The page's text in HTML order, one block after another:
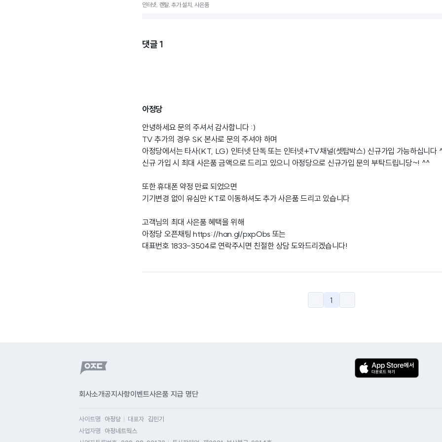
인터넷, 렌탈, 추가 설치, 사은품
댓글 1
아정당
안녕하세요 문의 주셔서 감사합니다 :)
TV 추가의 경우 SK 본사로 문의 주셔야 하며
아정당에서는 타사(KT, LG) 인터넷 단독 또는 인터넷+TV채널(셋탑박스) 신규가입 가능하십니다
신규 가입 시 최대 사은품 금액으로 드리고 있으니 아정당으로 신규가입 문의 부탁드립니당~! ^^
또한 휴대폰 약정 만료 되었으면
기기변경 없이 유심만 KT로 이동하셔도 추가 사은품 드리고 있습니다
고객님의 최대 사은품 혜택을 위해
아정당 오픈채팅https://han.gl/pxpObs 또는
대표번호 1833-3504로 연락주시면 친절한 상담 도와드리겠습니다!
1
회사소개공지사항이벤트사은품 지급 명단
사이트명 아정당 대표자 김민기
사업자명
아정네트웍스